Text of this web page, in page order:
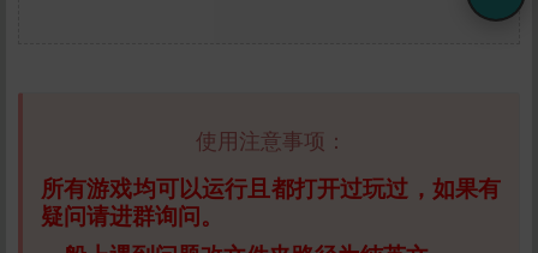
使用注意事项：
所有游戏均可以运行且都打开过玩过，如果有
疑问请进群询问。